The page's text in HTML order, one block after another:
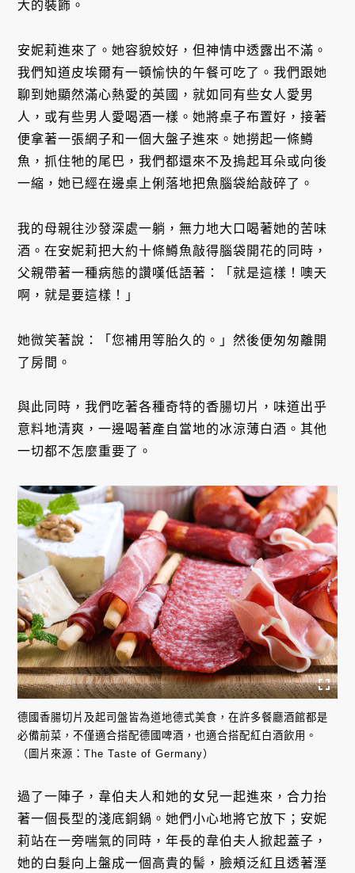
大的裝飾。
安妮莉進來了。她容貌姣好，但神情中透露出不滿。
我們知道皮埃爾有一頓愉快的午餐可吃了。我們跟她
聊到她顯然滿心熱愛的英國，就如同有些女人愛男
人，或有些男人愛喝酒一樣。她將桌子布置好，接著
便拿著一張網子和一個大盤子進來。她撈起一條鱒
魚，抓住牠的尾巴，我們都還來不及摀起耳朵或向後
一縮，她已經在邊桌上俐落地把魚腦袋給敲碎了。
我的母親往沙發深處一躺，無力地大口喝著她的苦味
酒。在安妮莉把大約十條鱒魚敲得腦袋開花的同時，
父親帶著一種病態的讚嘆低語著：「就是這樣！噢天
啊，就是要這樣！」
她微笑著說：「您補用等胎久的。」然後便匆匆離開
了房間。
與此同時，我們吃著各種奇特的香腸切片，味道出乎
意料地清爽，一邊喝著產自當地的冰涼薄白酒。其他
一切都不怎麼重要了。
德國香腸切片及起司盤皆為道地德式美食，在許多餐廳酒館都是
必備前菜，不僅適合搭配德國啤酒，也適合搭配紅白酒飲用。
（圖片來源：The Taste of Germany）
過了一陣子，韋伯夫人和她的女兒一起進來，合力抬
著一個長型的淺底銅鍋。她們小心地將它放下；安妮
莉站在一旁喘氣的同時，年長的韋伯夫人掀起蓋子，
她的白髮向上盤成一個高貴的髻，臉頰泛紅且透著溼